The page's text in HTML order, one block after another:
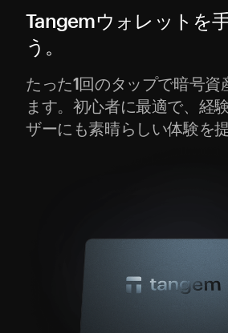
Tangemウォレットを
う。
たった1回のタップで暗号資
ます。初心者に最適で、経
ザーにも素晴らしい体験を